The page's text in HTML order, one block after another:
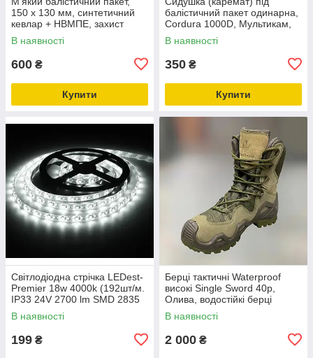
150 х 130 мм, синтетичний
кевлар + НВМПЕ, захист
ДСТУ 1
В наявності
600 ₴
Купити
балістичний пакет одинарна,
Cordura 1000D, Мультикам,
WINTAC, 350 мм х 300 мм,
molle, фастекс
В наявності
350 ₴
Купити
Світлодіодна стрічка LEDest-
Premier 18w 4000k (192шт/м.
IP33 24V 2700 lm SMD 2835
60 міс. гарантії)
В наявності
199 ₴
Берці тактичні Waterproof
високі Single Sword 40р,
Олива, водостійкі берці
армійські тактичні
В наявності
2 000 ₴